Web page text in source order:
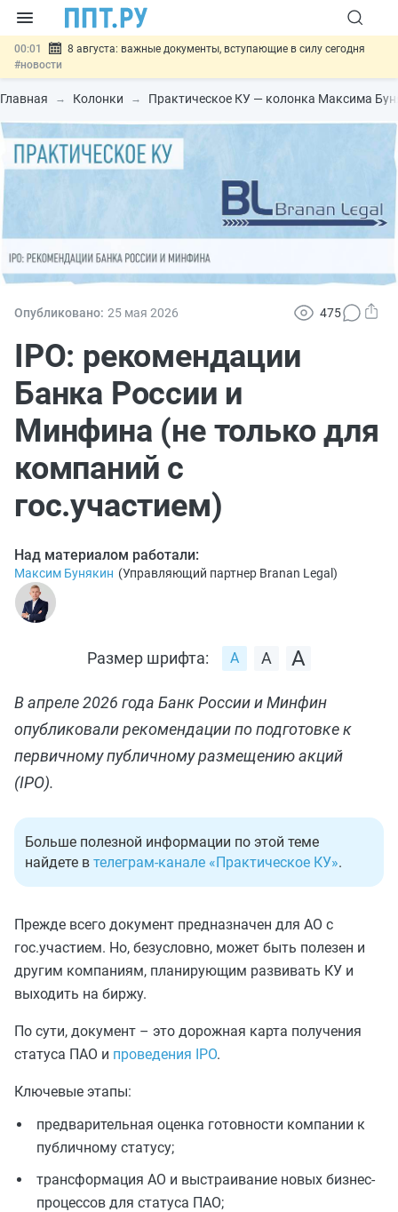
00:01
8 августа: важные документы, вступающие в силу сегодня
#новости
07.08 Подписан закон о блокировке продажи опасных товаров через
«Честный знак»#новости
07.08 Госпошлину за устранение ошибок в документах предлагают
отменить #новости
Разработают единые критерии трудовых и ГПХ-
Главная Колонки Практическое КУ — колонка Максима
Опубликовано: 25 мая 2026 475
IPO: рекомендации
Банка России и
Минфина (не только для
компаний с
гос.участием)
Над материалом работали:
Максим Бунякин (Управляющий партнер Branan Legal)
Размер шрифта:
В апреле 2026 года Банк России и Минфин
опубликовали рекомендации по подготовке к
первичному публичному размещению акций
(IPO).
Больше полезной информации по этой теме
найдете в телеграм-канале «Практическое КУ».
Прежде всего документ предназначен для АО с
гос.участием. Но, безусловно, может быть полезен и
другим компаниям, планирующим развивать КУ и
выходить на биржу.
По сути, документ – это дорожная карта получения
статуса ПАО и проведения IPO.
Ключевые этапы:
предварительная оценка готовности компании к
публичному статусу;
трансформация АО и выстраивание новых бизнес-
процессов для статуса ПАО;